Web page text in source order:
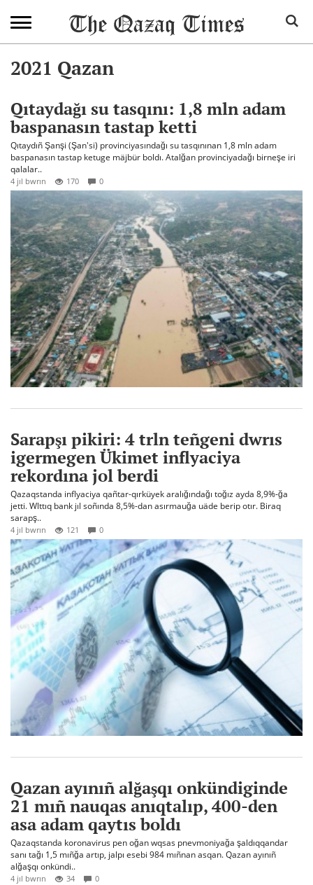
2021 Qazan
Qıtaydağı su tasqını: 1,8 mln adam
baspanasın tastap ketti
Qıtaydıñ Şanşi (Şan'si) provinciyasındağı su tasqınınan 1,8 mln adam
baspanasın tastap ketuge mäjbür boldı. Atalğan provinciyadağı birneşe iri
qalalar..
4 jıl bwrın 170 0
Sarapşı pikiri: 4 trln teñgeni dwrıs
igermegen Ükimet inflyaciya
rekordına jol berdi
Qazaqstanda inflyaciya qañtar-qırküyek aralığındağı toğız ayda 8,9%-ğa
jetti. Wlttıq bank jıl soñında 8,5%-dan asırmauğa uäde berip otır. Biraq
sarapş..
4 jıl bwrın 121 0
Qazan ayınıñ alğaşqı onkündiginde
21 mıñ nauqas anıqtalıp, 400-den
asa adam qaytıs boldı
Qazaqstanda koronavirus pen oğan wqsas pnevmoniyağa şaldıqqandar
sanı tağı 1,5 mıñğa artıp, jalpı esebi 984 mıñnan asqan. Qazan ayınıñ
alğaşqı onkündi..
4 jıl bwrın 34 0